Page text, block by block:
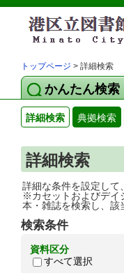
トップページ > 詳細検索
かんたん検索
詳細検索 典拠検索
詳細検索
詳細な条件を設定して
※カセットおよびデイ
本・雑誌を検索し、該
検索条件
資料区分
すべて選択